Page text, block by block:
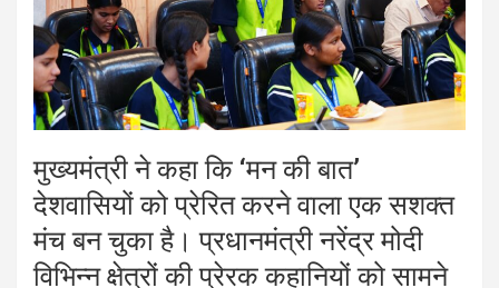
मुख्यमंत्री ने कहा कि ‘मन की बात’
देशवासियों को प्रेरित करने वाला एक सशक्त
मंच बन चुका है। प्रधानमंत्री नरेंद्र मोदी
विभिन्न क्षेत्रों की प्रेरक कहानियों को सामने